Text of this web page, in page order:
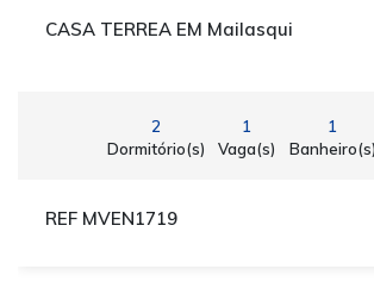
CASA TERREA EM Mailasqui
2
Dormitório(s)
1
Vaga(s)
1
Banheiro(s)
REF MVEN1719